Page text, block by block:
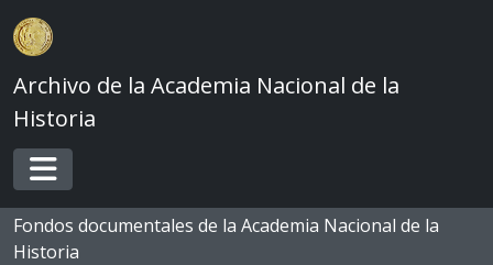
Skip to main content
Archivo de la Academia Nacional de la
Historia
Toggle navigation
Fondos documentales de la Academia Nacional de la
Historia